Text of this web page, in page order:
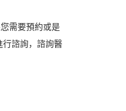
需要預約或是
諮詢，諮詢醫